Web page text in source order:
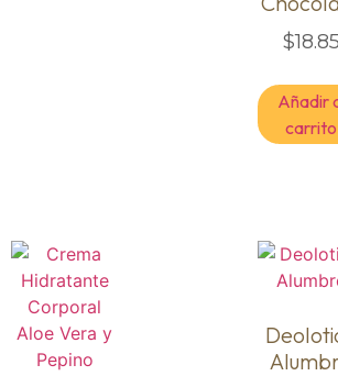
$18.85
Añadir
carrito